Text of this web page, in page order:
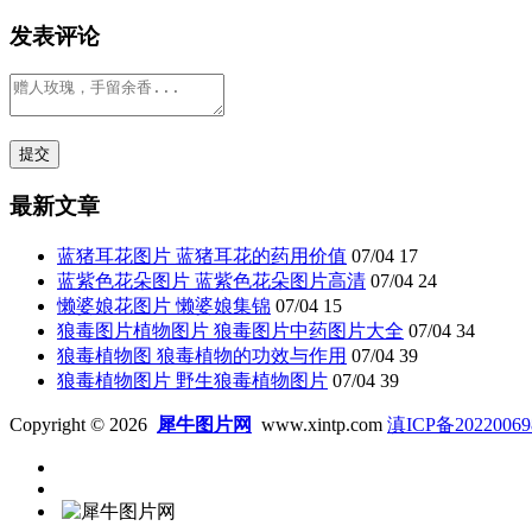
发表评论
最新文章
蓝猪耳花图片 蓝猪耳花的药用价值 07/04 17
蓝紫色花朵图片 蓝紫色花朵图片高清 07/04 24
懒婆娘花图片 懒婆娘集锦 07/04 15
狼毒图片植物图片 狼毒图片中药图片大全 07/04 34
狼毒植物图 狼毒植物的功效与作用 07/04 39
狼毒植物图片 野生狼毒植物图片 07/04 39
Copyright © 2026 犀牛图片网 www.xintp.com 滇ICP备